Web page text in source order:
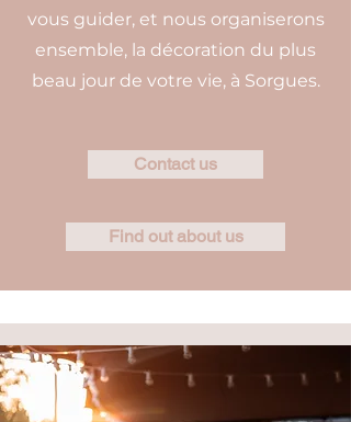
vous guider, et nous organiserons
ensemble, la décoration du plus
beau jour de votre vie, à Sorgues.
Contact us
Find out about us